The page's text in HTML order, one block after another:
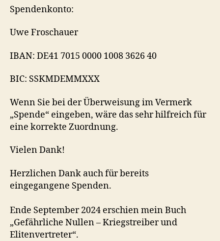
Spendenkonto:
Uwe Froschauer
IBAN: DE41 7015 0000 1008 3626 40
BIC: SSKMDEMMXXX
Wenn Sie bei der Überweisung im Vermerk
„Spende“ eingeben, wäre das sehr hilfreich für
eine korrekte Zuordnung.
Vielen Dank!
Herzlichen Dank auch für bereits
eingegangene Spenden.
Ende September 2024 erschien mein Buch
„Gefährliche Nullen – Kriegstreiber und
Elitenvertreter“.